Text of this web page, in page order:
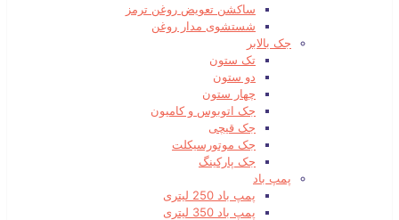
ساکشن تعویض روغن ترمز
شستشوی مدار روغن
جک بالابر
تک ستون
دو ستون
چهار ستون
جک اتوبوس و کامیون
جک قیچی
جک موتورسیکلت
جک پارکینگ
پمپ باد
پمپ باد 250 لیتری
پمپ باد 350 لیتری